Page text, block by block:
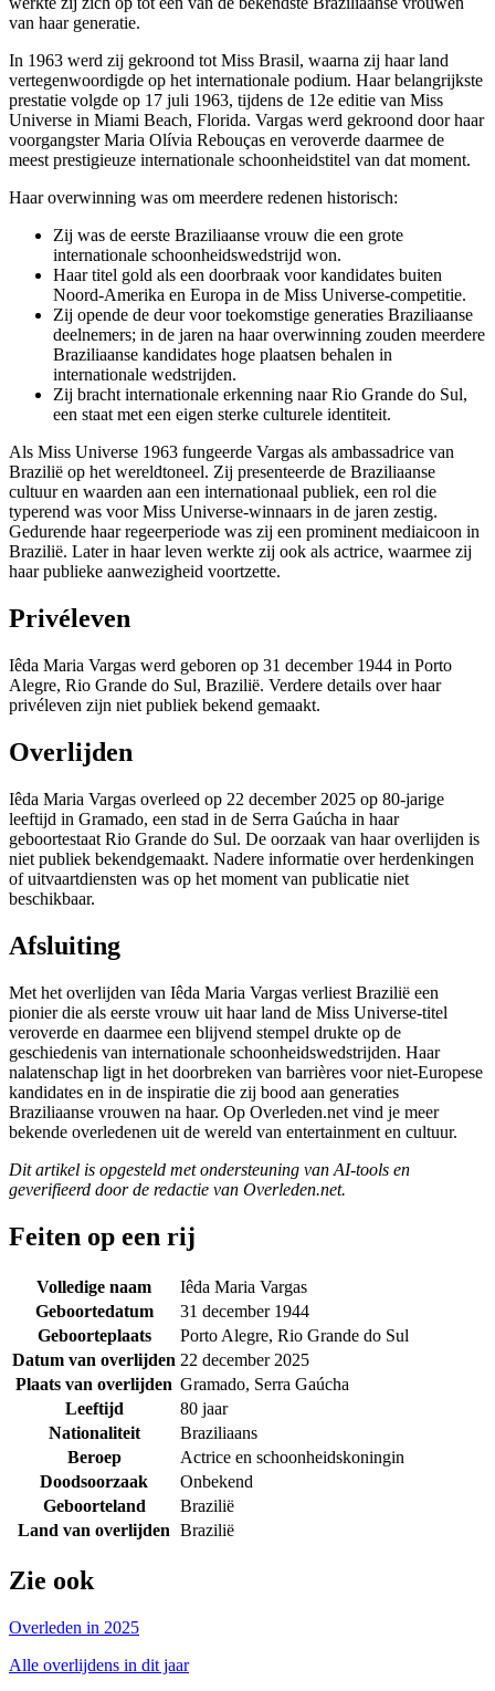
van haar generatie.
In 1963 werd zij gekroond tot Miss Brasil, waarna zij haar land
vertegenwoordigde op het internationale podium. Haar belangrijkste
prestatie volgde op 17 juli 1963, tijdens de 12e editie van Miss
Universe in Miami Beach, Florida. Vargas werd gekroond door haar
voorgangster Maria Olívia Rebouças en veroverde daarmee de
meest prestigieuze internationale schoonheidstitel van dat moment.
Haar overwinning was om meerdere redenen historisch:
Zij was de eerste Braziliaanse vrouw die een grote
internationale schoonheidswedstrijd won.
Haar titel gold als een doorbraak voor kandidates buiten
Noord-Amerika en Europa in de Miss Universe-competitie.
Zij opende de deur voor toekomstige generaties Braziliaanse
deelnemers; in de jaren na haar overwinning zouden meerdere
Braziliaanse kandidates hoge plaatsen behalen in
internationale wedstrijden.
Zij bracht internationale erkenning naar Rio Grande do Sul,
een staat met een eigen sterke culturele identiteit.
Als Miss Universe 1963 fungeerde Vargas als ambassadrice van
Brazilië op het wereldtoneel. Zij presenteerde de Braziliaanse
cultuur en waarden aan een internationaal publiek, een rol die
typerend was voor Miss Universe-winnaars in de jaren zestig.
Gedurende haar regeerperiode was zij een prominent mediaicoon in
Brazilië. Later in haar leven werkte zij ook als actrice, waarmee zij
haar publieke aanwezigheid voortzette.
Privéleven
Iêda Maria Vargas werd geboren op 31 december 1944 in Porto
Alegre, Rio Grande do Sul, Brazilië. Verdere details over haar
privéleven zijn niet publiek bekend gemaakt.
Overlijden
Iêda Maria Vargas overleed op 22 december 2025 op 80-jarige
leeftijd in Gramado, een stad in de Serra Gaúcha in haar
geboortestaat Rio Grande do Sul. De oorzaak van haar overlijden is
niet publiek bekendgemaakt. Nadere informatie over herdenkingen
of uitvaartdiensten was op het moment van publicatie niet
beschikbaar.
Afsluiting
Met het overlijden van Iêda Maria Vargas verliest Brazilië een
pionier die als eerste vrouw uit haar land de Miss Universe-titel
veroverde en daarmee een blijvend stempel drukte op de
geschiedenis van internationale schoonheidswedstrijden. Haar
nalatenschap ligt in het doorbreken van barrières voor niet-Europese
kandidates en in de inspiratie die zij bood aan generaties
Braziliaanse vrouwen na haar. Op Overleden.net vind je meer
bekende overledenen uit de wereld van entertainment en cultuur.
Dit artikel is opgesteld met ondersteuning van AI-tools en
geverifieerd door de redactie van Overleden.net.
Feiten op een rij
Volledige naam
Iêda Maria Vargas
Geboortedatum
31 december 1944
Geboorteplaats
Porto Alegre, Rio Grande do Sul
Datum van overlijden 22 december 2025
Plaats van overlijden Gramado, Serra Gaúcha
Leeftijd
80 jaar
Nationaliteit
Braziliaans
Beroep
Actrice en schoonheidskoningin
Doodsoorzaak
Onbekend
Geboorteland
Brazilië
Land van overlijden Brazilië
Zie ook
Overleden in 2025
Alle overlijdens in dit jaar